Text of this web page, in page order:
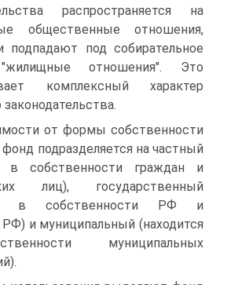
распространяется на
общественные отношения,
подпадают под собирательное
отношения". Это
комплексный характер
от формы собственности
подразделяется на частный
в собственности граждан и
лиц), государственный
в собственности РФ и
и муниципальный (находится
муниципальных